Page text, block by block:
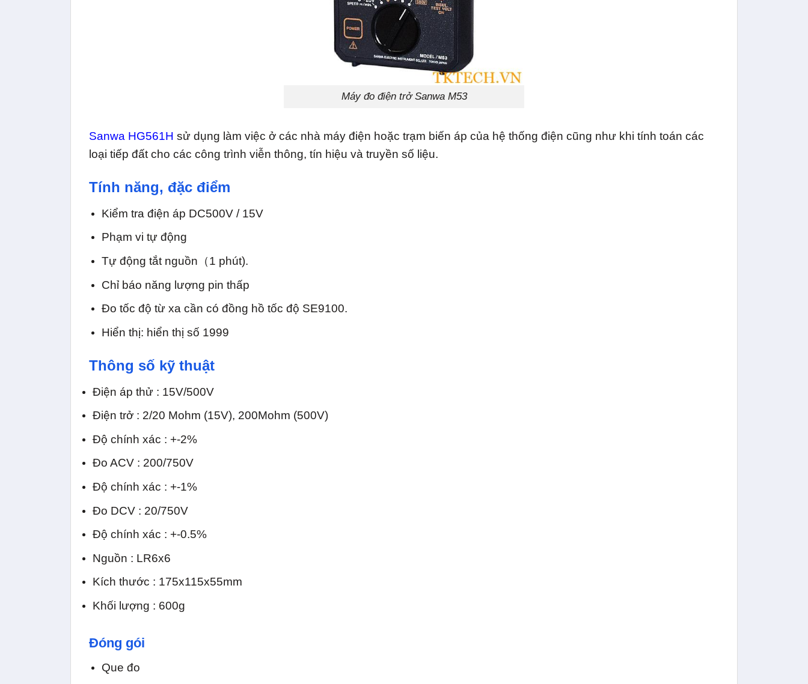
Máy đo điện trở Sanwa M53
Sanwa HG561H sử dụng làm việc ở các nhà máy điện hoặc trạm biến áp của hệ thống điện cũng như khi tính toán các
loại tiếp đất cho các công trình viễn thông, tín hiệu và truyền số liệu.
Tính năng, đặc điểm
Kiểm tra điện áp DC500V / 15V
Phạm vi tự động
Tự động tắt nguồn（1 phút).
Chỉ báo năng lượng pin thấp
Đo tốc độ từ xa cần có đồng hồ tốc độ SE9100.
Hiển thị: hiển thị số 1999
Thông số kỹ thuật
Điện áp thử : 15V/500V
Điện trở : 2/20 Mohm (15V), 200Mohm (500V)
Độ chính xác : +-2%
Đo ACV : 200/750V
Độ chính xác : +-1%
Đo DCV : 20/750V
Độ chính xác : +-0.5%
Nguồn : LR6x6
Kích thước : 175x115x55mm
Khối lượng : 600g
Đóng gói
Que đo